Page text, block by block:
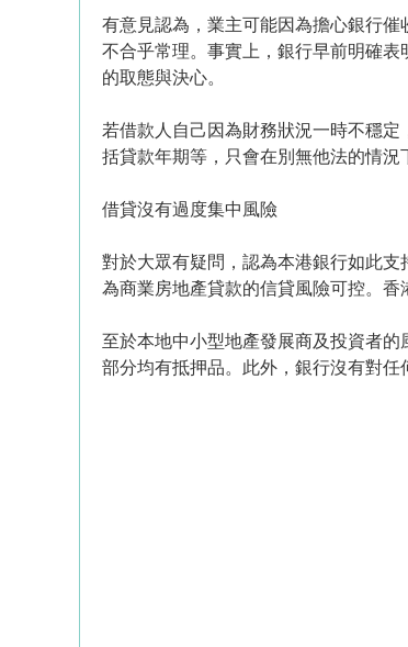
有意見認為，業主可能因為擔心銀行
不合乎常理。事實上，銀行早前明確
的取態與決心。
若借款人自己因為財務狀況一時不穩
括貸款年期等，只會在別無他法的情況
借貸沒有過度集中風險
對於大眾有疑問，認為本港銀行如此
為商業房地產貸款的信貸風險可控。香
至於本地中小型地產發展商及投資者
部分均有抵押品。此外，銀行沒有對任